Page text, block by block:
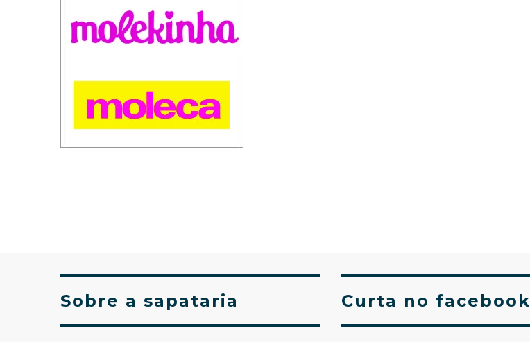
Sobre a sapataria Curta no facebook